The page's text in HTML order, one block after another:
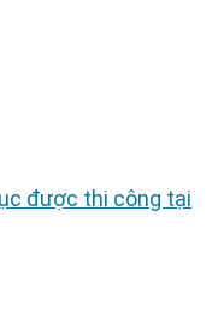
được thi công tại